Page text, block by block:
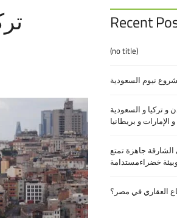
Recent
(no title)
نيوم السعودية
و تركيا و السعودية
و الإمارات و بريطانيا
جاهزة تمتع
خضراءمستدامة
العقاري في مصر؟